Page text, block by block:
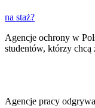
na staż?
Agencje ochrony w
studentów, którzy
Agencje pracy